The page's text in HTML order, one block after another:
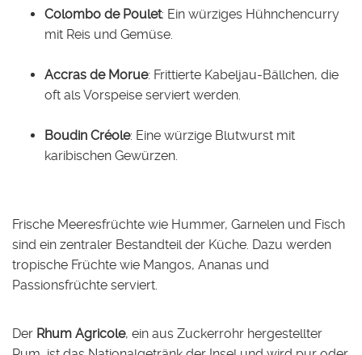
Colombo de Poulet: Ein würziges Hühnchencurry
mit Reis und Gemüse.
Accras de Morue: Frittierte Kabeljau-Bällchen, die
oft als Vorspeise serviert werden.
Boudin Créole: Eine würzige Blutwurst mit
karibischen Gewürzen.
Frische Meeresfrüchte wie Hummer, Garnelen und Fisch
sind ein zentraler Bestandteil der Küche. Dazu werden
tropische Früchte wie Mangos, Ananas und
Passionsfrüchte serviert.
Der Rhum Agricole, ein aus Zuckerrohr hergestellter